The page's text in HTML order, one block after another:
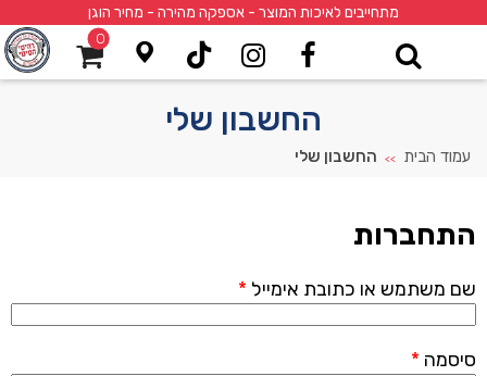
מתחייבים לאיכות המוצר - אספקה מהירה - מחיר הוגן
0
החשבון שלי
עמוד הבית >> החשבון שלי
התחברות
שם משתמש או כתובת אימייל *
סיסמה *